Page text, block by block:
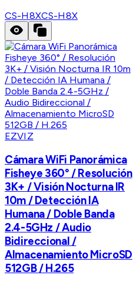
CS-H8XCS-H8X
EZVIZ
Cámara WiFi Panorámica
Fisheye 360° / Resolución
3K+ / Visión Nocturna IR
10m / Detección IA
Humana / Doble Banda
2.4-5GHz / Audio
Bidireccional /
Almacenamiento MicroSD
512GB / H.265